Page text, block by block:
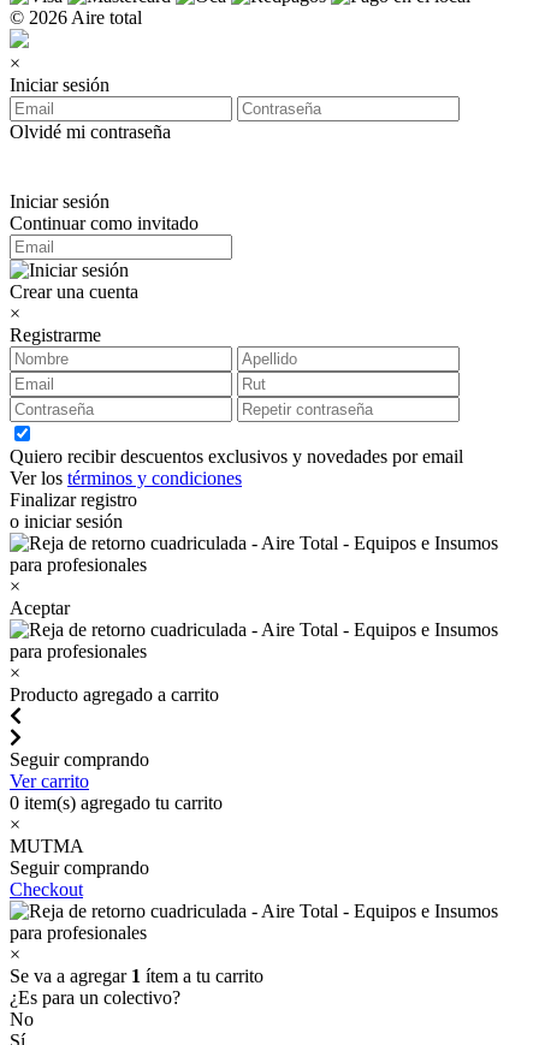
© 2026 Aire total
×
Iniciar sesión
Olvidé mi contraseña
Iniciar sesión
Continuar como invitado
Crear una cuenta
×
Registrarme
Quiero recibir descuentos exclusivos y novedades por email
Ver los términos y condiciones
Finalizar registro
o iniciar sesión
×
Aceptar
×
Producto agregado a carrito
Seguir comprando
Ver carrito
0 item(s) agregado tu carrito
×
MUTMA
Seguir comprando
Checkout
×
Se va a agregar 1 ítem a tu carrito
¿Es para un colectivo?
No
Sí